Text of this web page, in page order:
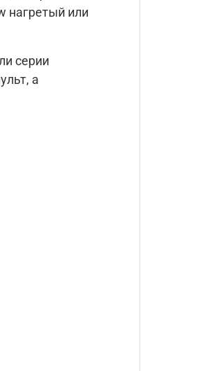
нагретый или
серии
а